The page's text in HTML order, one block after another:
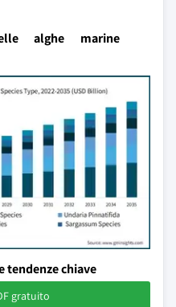
alghe marine
tendenze chiave
gratuito